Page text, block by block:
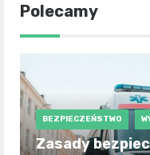
Polecamy
BEZPIECZEŃSTWO
Zasady